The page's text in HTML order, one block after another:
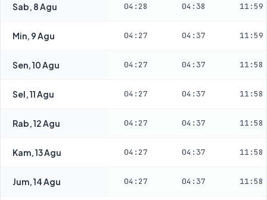
Sab, 8 Agu 04:28 04:38 11:59
Min, 9 Agu 04:27 04:37 11:59
Sen, 10 Agu 04:27 04:37 11:58
Sel, 11 Agu 04:27 04:37 11:58
Rab, 12 Agu 04:27 04:37 11:58
Kam, 13 Agu 04:27 04:37 11:58
Jum, 14 Agu 04:27 04:37 11:58